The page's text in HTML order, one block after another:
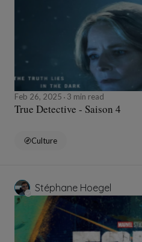
Feb 26, 2025 3 min read
True Detective - Saison 4
Culture
Stéphane Hoegel